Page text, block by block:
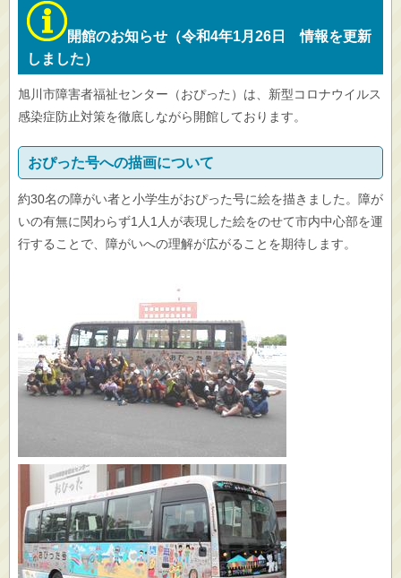
開館のお知らせ（令和4年1月26日 情報を更新
しました）
旭川市障害者福祉センター（おぴった）は、新型コロナウイルス
感染症防止対策を徹底しながら開館しております。
おぴった号への描画について
約30名の障がい者と小学生がおぴった号に絵を描きました。障が
いの有無に関わらず1人1人が表現した絵をのせて市内中心部を運
行することで、障がいへの理解が広がることを期待します。